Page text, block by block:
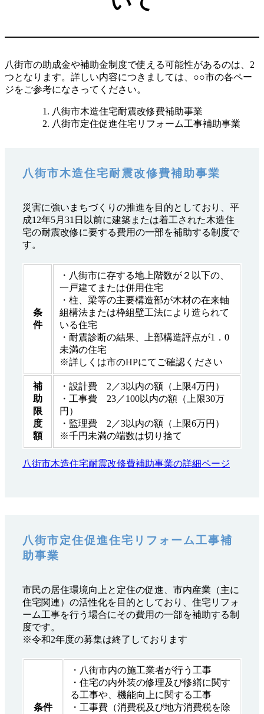
八街市の助成金や補助金制度で使える可能性があるのは、2
つとなります。詳しい内容につきましては、○○市の各ペー
ジをご参考になさってください。
八街市木造住宅耐震改修費補助事業
八街市定住促進住宅リフォーム工事補助事業
八街市木造住宅耐震改修費補助事業
災害に強いまちづくりの推進を目的としており、平
成12年5月31日以前に建築または着工された木造住
宅の耐震改修に要する費用の一部を補助する制度で
す。
条
件
・八街市に存する地上階数が２以下の、
一戸建てまたは併用住宅
・柱、梁等の主要構造部が木材の在来軸
組構法または枠組壁工法により造られて
いる住宅
・耐震診断の結果、上部構造評点が1．0
未満の住宅
※詳しくは市のHPにてご確認ください
補
助
限
度
額
・設計費 2／3以内の額（上限4万円）
・工事費 23／100以内の額（上限30万
円）
・監理費 2／3以内の額（上限6万円）
※千円未満の端数は切り捨て
八街市木造住宅耐震改修費補助事業の詳細ページ
八街市定住促進住宅リフォーム工事補
助事業
市民の居住環境向上と定住の促進、市内産業（主に
住宅関連）の活性化を目的としており、住宅リフォ
ーム工事を行う場合にその費用の一部を補助する制
度です。
※令和2年度の募集は終了しております
条件
・八街市内の施工業者が行う工事
・住宅の内外装の修理及び修繕に関す
る工事や、機能向上に関する工事
・工事費（消費税及び地方消費税を除